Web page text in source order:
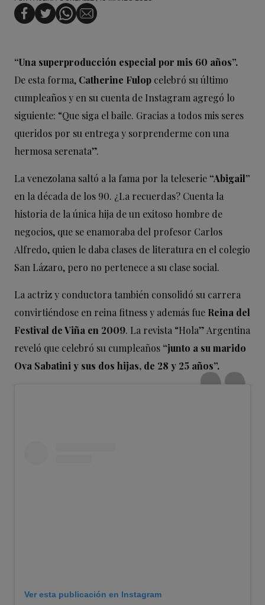
“Una superproducción especial por mis 60 años”.
De esta forma, Catherine Fulop celebró su último
cumpleaños y en su cuenta de Instagram agregó lo
siguiente: “Que siga el baile. Gracias a todos mis seres
queridos por su entrega y sorprenderme con una
hermosa serenata”.
La venezolana saltó a la fama por la teleserie “Abigail”
en la década de los 90. ¿La recuerdas? Cuenta la
historia de la única hija de un exitoso hombre de
negocios, que se enamoraba del profesor Carlos
Alfredo, quien le daba clases de literatura en el colegio
San Lázaro, pero no pertenece a su clase social.
La actriz y conductora también consolidó su carrera
convirtiéndose en reina fitness y además fue Reina del
Festival de Viña en 2009. La revista “Hola” Argentina
reveló que celebró su cumpleaños “junto a su marido
Ova Sabatini y sus dos hijas, de 28 y 25 años”.
Ver esta publicación en Instagram